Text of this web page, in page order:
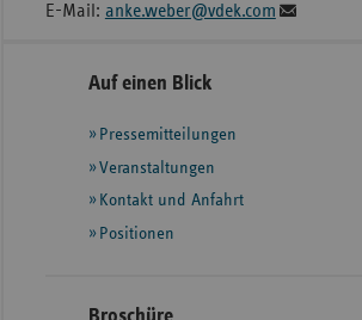
E-Mail: anke.weber@vdek.com
Seitennavigation
Seitenleiste
weiteren
Informationen
Auf einen Blick
Pressemitteilungen
Veranstaltungen
Kontakt und Anfahrt
Positionen